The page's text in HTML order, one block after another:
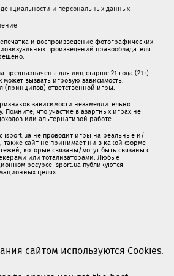
и персональных данных
и воспроизведение фотографических
произведений правообладателя
предназначены для лиц старше 21 года (21+).
может вызвать игровую зависимость.
(принципов) ответственной игры.
зависимости незамедлительно
Помните, что участие в азартных играх не
или альтернативой работе.
не проводит игры на реальные и/
также сайт не принимает ни в какой форме
которые связаны/могут быть связаны c
или тотализаторами. Любые
ресурсе isport.ua публикуютcя
целях.
сайтом используются Cookies.